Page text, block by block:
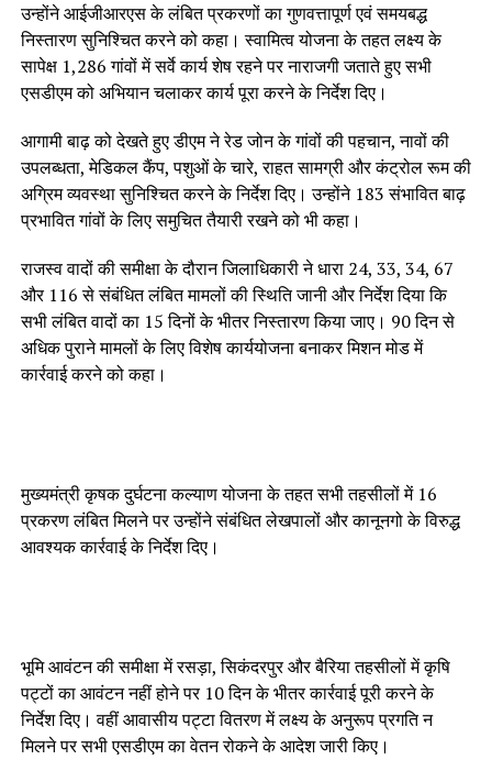
उन्होंने आईजीआरएस के लंबित प्रकरणों का गुणवत्तापूर्ण एवं समयबद्ध
निस्तारण सुनिश्चित करने को कहा। स्वामित्व योजना के तहत लक्ष्य के
सापेक्ष 1,286 गांवों में सर्वे कार्य शेष रहने पर नाराजगी जताते हुए सभी
एसडीएम को अभियान चलाकर कार्य पूरा करने के निर्देश दिए।
आगामी बाढ़ को देखते हुए डीएम ने रेड जोन के गांवों की पहचान, नावों की
उपलब्धता, मेडिकल कैंप, पशुओं के चारे, राहत सामग्री और कंट्रोल रूम की
अग्रिम व्यवस्था सुनिश्चित करने के निर्देश दिए। उन्होंने 183 संभावित बाढ़
प्रभावित गांवों के लिए समुचित तैयारी रखने को भी कहा।
राजस्व वादों की समीक्षा के दौरान जिलाधिकारी ने धारा 24, 33, 34, 67
और 116 से संबंधित लंबित मामलों की स्थिति जानी और निर्देश दिया कि
सभी लंबित वादों का 15 दिनों के भीतर निस्तारण किया जाए। 90 दिन से
अधिक पुराने मामलों के लिए विशेष कार्ययोजना बनाकर मिशन मोड में
कार्रवाई करने को कहा।
मुख्यमंत्री कृषक दुर्घटना कल्याण योजना के तहत सभी तहसीलों में 16
प्रकरण लंबित मिलने पर उन्होंने संबंधित लेखपालों और कानूनगो के विरुद्ध
आवश्यक कार्रवाई के निर्देश दिए।
भूमि आवंटन की समीक्षा में रसड़ा, सिकंदरपुर और बैरिया तहसीलों में कृषि
पट्टों का आवंटन नहीं होने पर 10 दिन के भीतर कार्रवाई पूरी करने के
निर्देश दिए। वहीं आवासीय पट्टा वितरण में लक्ष्य के अनुरूप प्रगति न
मिलने पर सभी एसडीएम का वेतन रोकने के आदेश जारी किए।